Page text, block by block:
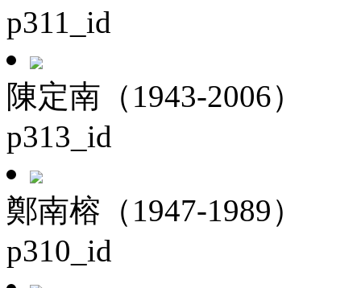
p311_id
陳定南（1943-2006）
p313_id
鄭南榕（1947-1989）
p310_id